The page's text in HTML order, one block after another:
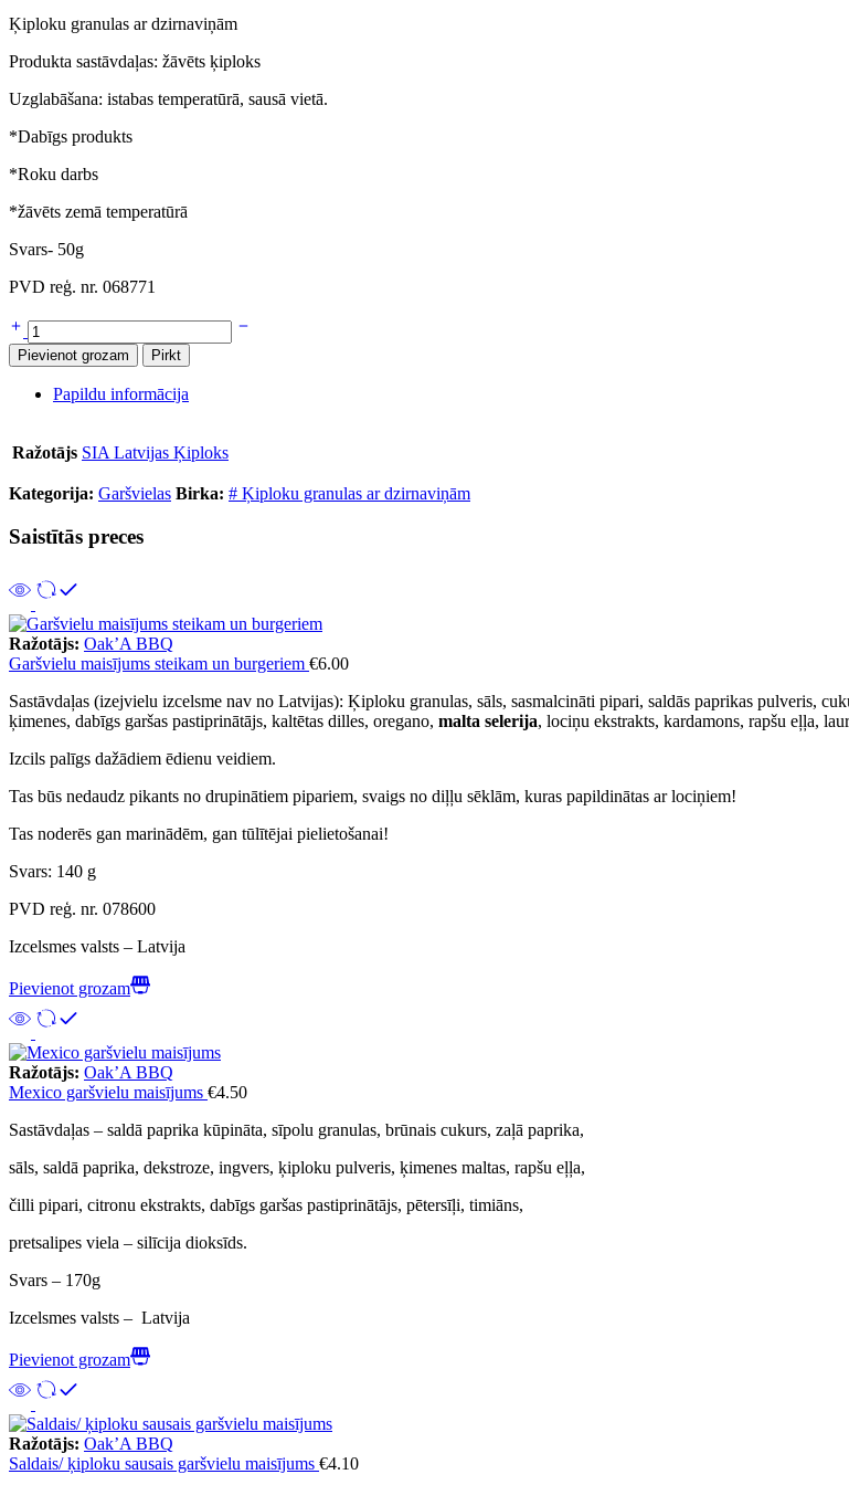
Ķiploku granulas ar dzirnaviņām
Produkta sastāvdaļas: žāvēts ķiploks
Uzglabāšana: istabas temperatūrā, sausā vietā.
*Dabīgs produkts
*Roku darbs
*žāvēts zemā temperatūrā
Svars- 50g
PVD reģ. nr. 068771
Pievienot grozam Pirkt
Papildu informācija
Ražotājs SIA Latvijas Ķiploks
Kategorija: Garšvielas Birka: # Ķiploku granulas ar dzirnaviņām
Saistītās preces
Ražotājs: Oak’A BBQ
Garšvielu maisījums steikam un burgeriem €6.00
Sastāvdaļas (izejvielu izcelsme nav no Latvijas): Ķiploku granulas, sāls, sasmalcināti pipari, saldās paprikas pulveris,
ķimenes, dabīgs garšas pastiprinātājs, kaltētas dilles, oregano, malta selerija, lociņu ekstrakts, kardamons, rapšu eļļa,
Izcils palīgs dažādiem ēdienu veidiem.
Tas būs nedaudz pikants no drupinātiem pipariem, svaigs no diļļu sēklām, kuras papildinātas ar lociņiem!
Tas noderēs gan marinādēm, gan tūlītējai pielietošanai!
Svars: 140 g
PVD reģ. nr. 078600
Izcelsmes valsts – Latvija
Pievienot grozam
Ražotājs: Oak’A BBQ
Mexico garšvielu maisījums €4.50
Sastāvdaļas – saldā paprika kūpināta, sīpolu granulas, brūnais cukurs, zaļā paprika,
sāls, saldā paprika, dekstroze, ingvers, ķiploku pulveris, ķimenes maltas, rapšu eļļa,
čilli pipari, citronu ekstrakts, dabīgs garšas pastiprinātājs, pētersīļi, timiāns,
pretsalipes viela – silīcija dioksīds.
Svars – 170g
Izcelsmes valsts – Latvija
Pievienot grozam
Ražotājs: Oak’A BBQ
Saldais/ ķiploku sausais garšvielu maisījums €4.10